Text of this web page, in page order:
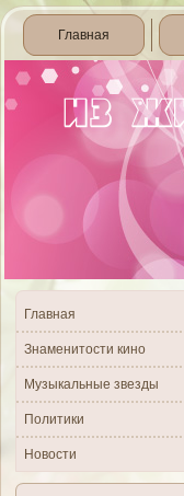
Главная
Главная
Знаменитости кино
Музыкальные звезды
Политики
Новости